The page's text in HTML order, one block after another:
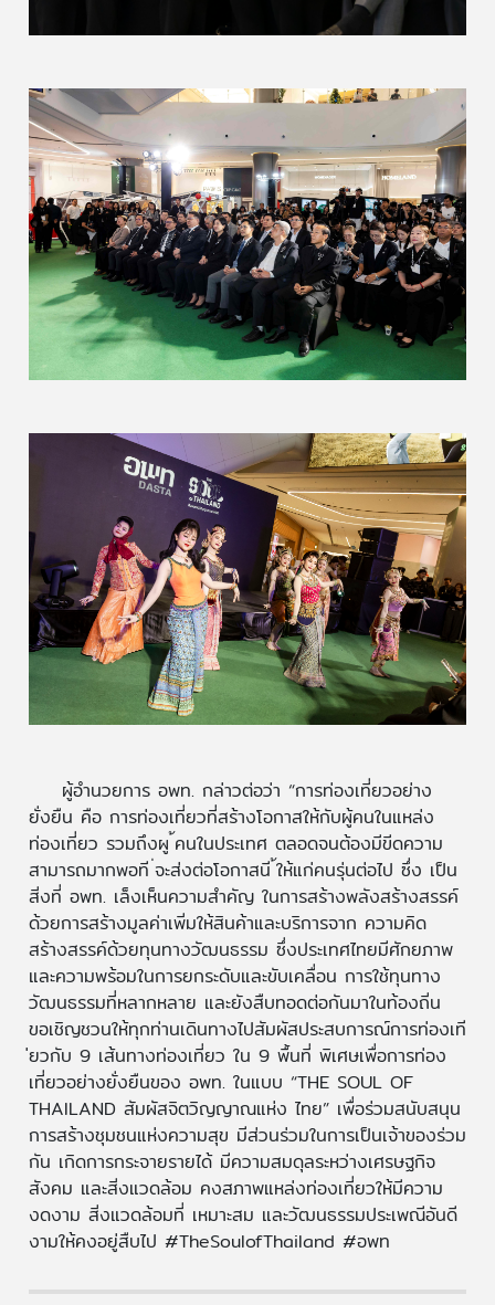
ผู้อำนวยการ อพท. กล่าวต่อว่า “การท่องเที่ยวอย่าง
ยั่งยืน คือ การท่องเที่ยวที่สร้างโอกาสให้กับผู้คนในแหล่ง
ท่องเที่ยว รวมถึงผู ้คนในประเทศ ตลอดจนต้องมีขีดความ
สามารถมากพอที ่จะส่งต่อโอกาสนี ้ให้แก่คนรุ่นต่อไป ซึ่ง เป็น
สิ่งที่ อพท. เล็งเห็นความสำคัญ ในการสร้างพลังสร้างสรรค์
ด้วยการสร้างมูลค่าเพิ่มให้สินค้าและบริการจาก ความคิด
สร้างสรรค์ด้วยทุนทางวัฒนธรรม ซึ่งประเทศไทยมีศักยภาพ
และความพร้อมในการยกระดับและขับเคลื่อน การใช้ทุนทาง
วัฒนธรรมที่หลากหลาย และยังสืบทอดต่อกันมาในท้องถิ่น
ขอเชิญชวนให้ทุกท่านเดินทางไปสัมผัสประสบการณ์การท่องเที
่ยวกับ 9 เส้นทางท่องเที่ยว ใน 9 พื้นที่ พิเศษเพื่อการท่อง
เที่ยวอย่างยั่งยืนของ อพท. ในแบบ “THE SOUL OF
THAILAND สัมผัสจิตวิญญาณแห่ง ไทย” เพื่อร่วมสนับสนุน
การสร้างชุมชนแห่งความสุข มีส่วนร่วมในการเป็นเจ้าของร่วม
กัน เกิดการกระจายรายได้ มีความสมดุลระหว่างเศรษฐกิจ
สังคม และสิ่งแวดล้อม คงสภาพแหล่งท่องเที่ยวให้มีความ
งดงาม สิ่งแวดล้อมที่ เหมาะสม และวัฒนธรรมประเพณีอันดี
งามให้คงอยู่สืบไป #TheSoulofThailand #อพท